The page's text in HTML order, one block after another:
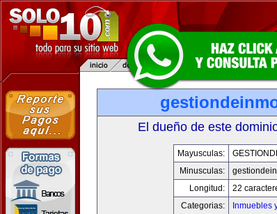
El dueño de este
Mayusculas:
Minusculas:
Longitud:
22
Categorias:
Inmuebles